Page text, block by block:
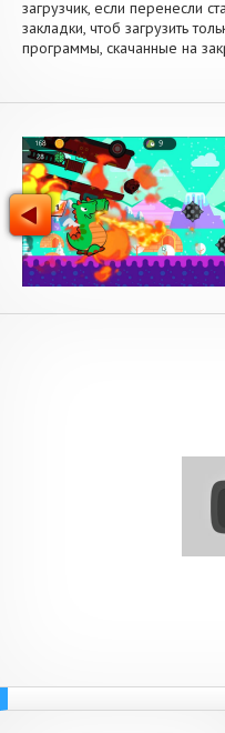
загрузчик, если перенесли
закладки, чтоб загрузить
программы, скачанные на